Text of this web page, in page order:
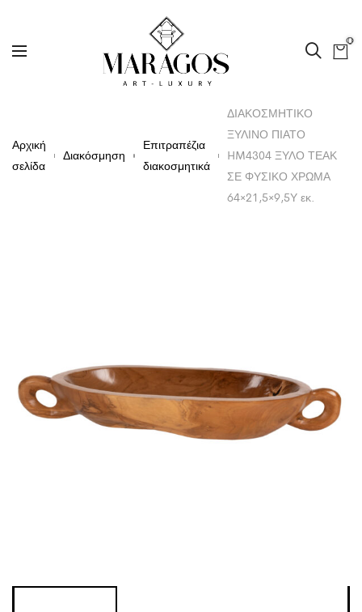
0
Αρχική
σελίδα
Διακόσμηση
Επιτραπέζια
διακοσμητικά
ΔΙΑΚΟΣΜΗΤΙΚΟ
ΞΥΛΙΝΟ ΠΙΑΤΟ
HM4304 ΞΥΛΟ ΤΕΑΚ
ΣΕ ΦΥΣΙΚΟ ΧΡΩΜΑ
64×21,5×9,5Υ εκ.